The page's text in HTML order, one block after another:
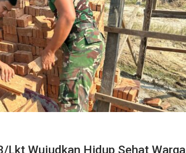
Wujudkan Hidup Sehat Warga